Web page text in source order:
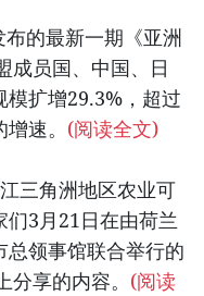
的最新一期《亚洲
成员国、中国、日
扩增29.3%，超过
速。 (阅读全文)
三角洲地区农业可
3月21日在由荷兰
领事馆联合举行的
享的内容。 (阅读